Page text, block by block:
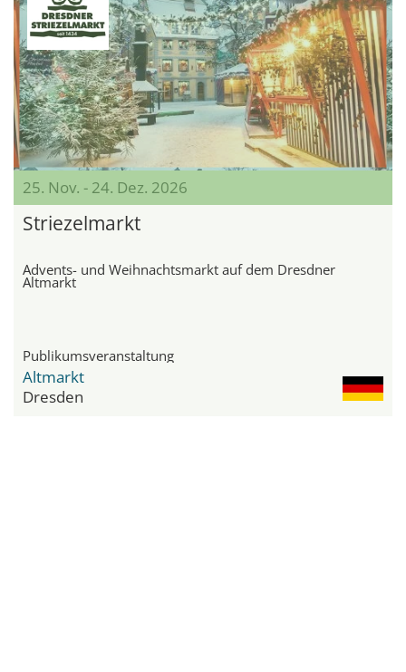
25. Nov. - 24. Dez. 2026
Striezelmarkt
Advents- und Weihnachtsmarkt auf dem Dresdner
Altmarkt
Publikumsveranstaltung
Altmarkt
Dresden